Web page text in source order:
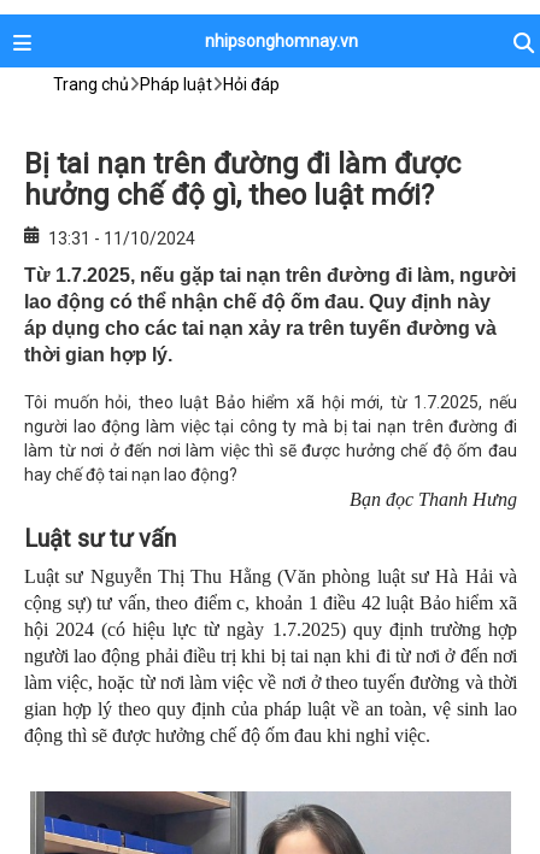
nhipsonghomnay.vn
Trang chủ Pháp luật Hỏi đáp
Bị tai nạn trên đường đi làm được
hưởng chế độ gì, theo luật mới?
13:31 - 11/10/2024
Từ 1.7.2025, nếu gặp tai nạn trên đường đi làm, người
lao động có thể nhận chế độ ốm đau. Quy định này
áp dụng cho các tai nạn xảy ra trên tuyến đường và
thời gian hợp lý.
Tôi muốn hỏi, theo luật Bảo hiểm xã hội mới, từ 1.7.2025, nếu
người lao động làm việc tại công ty mà bị tai nạn trên đường đi
làm từ nơi ở đến nơi làm việc thì sẽ được hưởng chế độ ốm đau
hay chế độ tai nạn lao động?
Bạn đọc Thanh Hưng
Luật sư tư vấn
Luật sư Nguyễn Thị Thu Hằng (Văn phòng luật sư Hà Hải và
cộng sự) tư vấn, theo điểm c, khoản 1 điều 42 luật Bảo hiểm xã
hội 2024 (có hiệu lực từ ngày 1.7.2025) quy định trường hợp
người lao động phải điều trị khi bị tai nạn khi đi từ nơi ở đến nơi
làm việc, hoặc từ nơi làm việc về nơi ở theo tuyến đường và thời
gian hợp lý theo quy định của pháp luật về an toàn, vệ sinh lao
động thì sẽ được hưởng chế độ ốm đau khi nghỉ việc.